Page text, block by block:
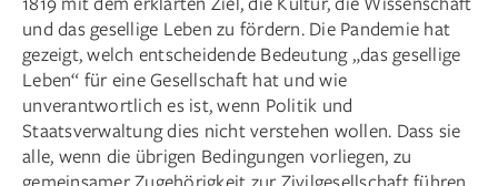
und das gesellige Leben zu fördern. Die Pandemie hat
gezeigt, welch entscheidende Bedeutung „das gesellige
Leben“ für eine Gesellschaft hat und wie
unverantwortlich es ist, wenn Politik und
Staatsverwaltung dies nicht verstehen wollen. Dass sie
alle, wenn die übrigen Bedingungen vorliegen, zu
gemeinsamer Zugehörigkeit zur Zivilgesellschaft führen,